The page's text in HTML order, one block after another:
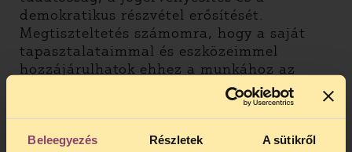
Beleegyezés Részletek A sütikről
demokratikus részvétel erősítését.
Megtiszteltetés számomra, hogy a saját
tapasztalataimmal és eszközeimmel
hozzájárulhatok ehhez a munkához az